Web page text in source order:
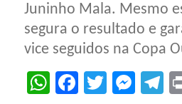
Juninho Mala. Mesmo
segura o resultado e
vice seguidos na Copa
WhatsApp
Facebook
Twitter